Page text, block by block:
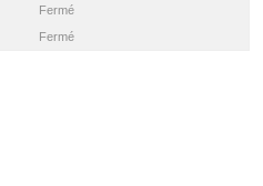
Fermé
Fermé